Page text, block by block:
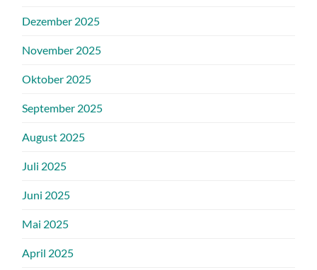
Dezember 2025
November 2025
Oktober 2025
September 2025
August 2025
Juli 2025
Juni 2025
Mai 2025
April 2025